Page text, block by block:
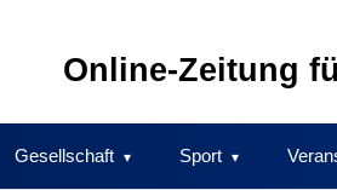
Online-Zeitung
Gesellschaft Sport